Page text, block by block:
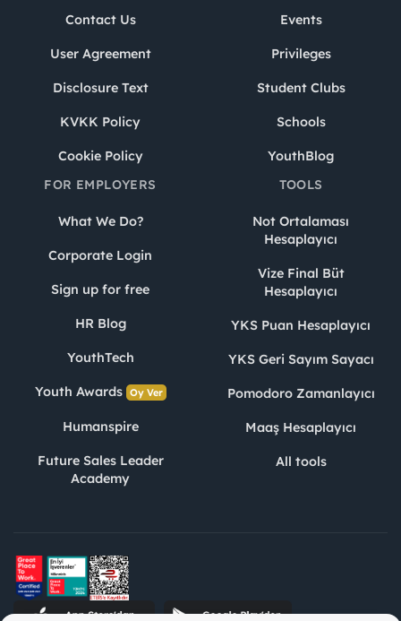
Contact Us
User Agreement
Disclosure Text
KVKK Policy
Cookie Policy
Events
Privileges
Student Clubs
Schools
YouthBlog
FOR EMPLOYERS
What We Do?
Corporate Login
Sign up for free
HR Blog
YouthTech
Youth Awards Oy Ver
Humanspire
Future Sales Leader
Academy
TOOLS
Not Ortalaması
Hesaplayıcı
Vize Final Büt
Hesaplayıcı
YKS Puan Hesaplayıcı
YKS Geri Sayım Sayacı
Pomodoro Zamanlayıcı
Maaş Hesaplayıcı
All tools